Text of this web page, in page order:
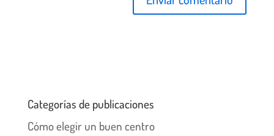
Categorías de publicaciones
Cómo elegir un buen centro